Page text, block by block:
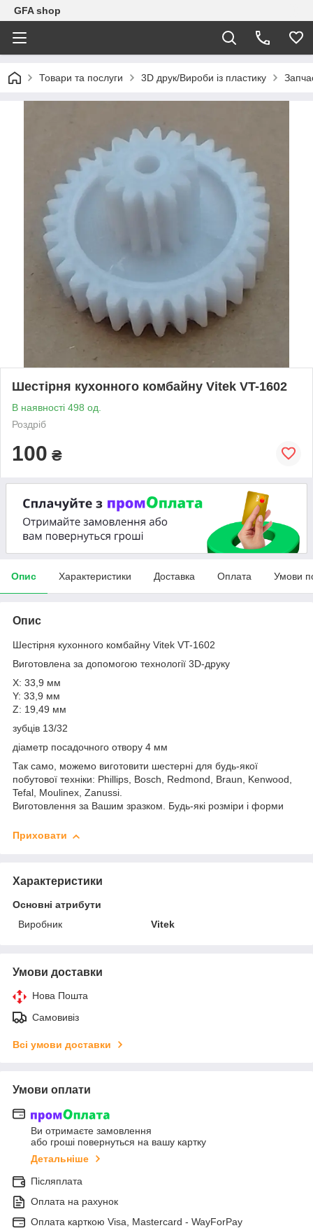
GFA shop
Товари та послуги 3D друк/Вироби із пластику
Шестірня кухонного комбайну Vitek VT-1602
В наявності 498 од.
Роздріб
100 ₴
Опис Характеристики Доставка Оплата Умови
Опис
Шестірня кухонного комбайну Vitek VT-1602
Виготовлена за допомогою технології 3D-друку
X: 33,9 мм
Y: 33,9 мм
Z: 19,49 мм
зубців 13/32
діаметр посадочного отвору 4 мм
Так само, можемо виготовити шестерні для будь-якої
побутової техніки: Phillips, Bosch, Redmond, Braun, Kenwood,
Tefal, Moulinex, Zanussi.
Виготовлення за Вашим зразком. Будь-які розміри і форми
Приховати
Характеристики
Основні атрибути
Виробник
Vitek
Умови доставки
Нова Пошта
Самовивіз
Всі умови доставки
Умови оплати
Ви отримаєте замовлення
або гроші повернуться на вашу картку
Детальніше
Післяплата
Оплата на рахунок
Оплата карткою Visa, Mastercard - WayForPay